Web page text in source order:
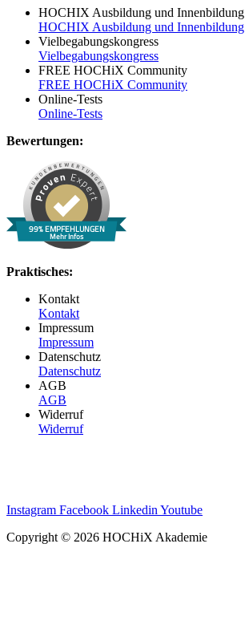
HOCHIX Ausbildung und Innenbildung
HOCHIX Ausbildung und Innenbildung
Vielbegabungskongress
Vielbegabungskongress
FREE HOCHiX Community
FREE HOCHiX Community
Online-Tests
Online-Tests
Bewertungen:
99% EMPFEHLUNGEN
Mehr Infos
Praktisches:
Kontakt
Kontakt
Impressum
Impressum
Datenschutz
Datenschutz
AGB
AGB
Widerruf
Widerruf
Instagram Facebook Linkedin Youtube
Copyright © 2026 HOCHiX Akademie